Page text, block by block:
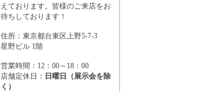
えております。皆様のご来店をお
待ちしております！
住所：東京都台東区上野5-7-3
星野ビル 1階
営業時間：12：00～18：00
店舗定休日： 日曜日（展示会を除
く）